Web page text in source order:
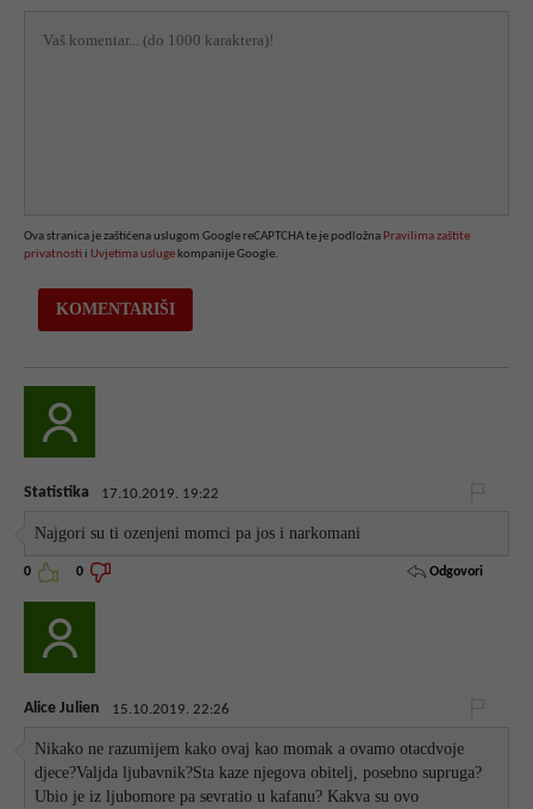
Ova stranica je zaštićena uslugom Google reCAPTCHA te je podložna Pravilima zaštite
privatnosti i Uvjetima usluge kompanije Google.
Statistika 17.10.2019. 19:22
Najgori su ti ozenjeni momci pa jos i narkomani
0 0 Odgovori
Alice Julien 15.10.2019. 22:26
Nikako ne razumijem kako ovaj kao momak a ovamo otacdvoje
djece?Valjda ljubavnik?Sta kaze njegova obitelj, posebno supruga?
Ubio je iz ljubomore pa sevratio u kafanu? Kakva su ovo